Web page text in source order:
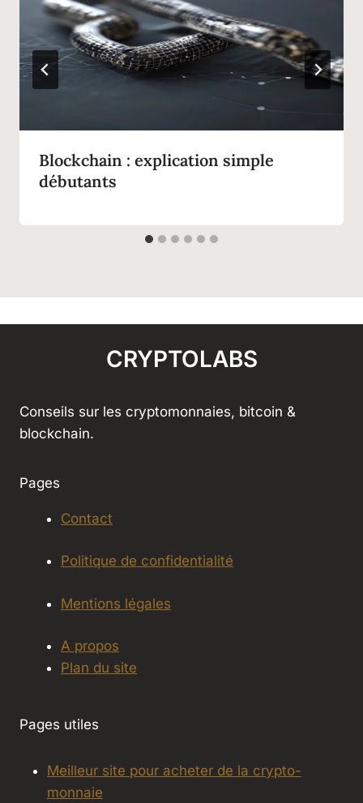
Blockchain : explication simple
débutants
CRYPTOLABS
Conseils sur les cryptomonnaies, bitcoin &
blockchain.
Pages
Contact
Politique de confidentialité
Mentions légales
A propos
Plan du site
Pages utiles
Meilleur site pour acheter de la crypto-
monnaie